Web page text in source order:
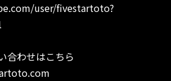
user/fivestartoto?
合わせはこちら